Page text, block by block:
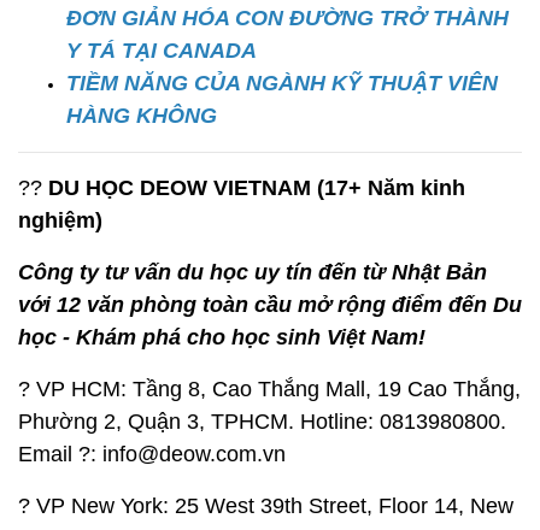
ĐƠN GIẢN HÓA CON ĐƯỜNG TRỞ THÀNH
Y TÁ TẠI CANADA
TIỀM NĂNG CỦA NGÀNH KỸ THUẬT VIÊN
HÀNG KHÔNG
?? DU HỌC DEOW VIETNAM (17+ Năm kinh
nghiệm)
Công ty tư vấn du học uy tín đến từ Nhật Bản
với 12 văn phòng toàn cầu mở rộng điểm đến Du
học - Khám phá cho học sinh Việt Nam!
? VP HCM: Tầng 8, Cao Thắng Mall, 19 Cao Thắng,
Phường 2, Quận 3, TPHCM. Hotline: 0813980800.
Email ?: info@deow.com.vn
? VP New York: 25 West 39th Street, Floor 14, New